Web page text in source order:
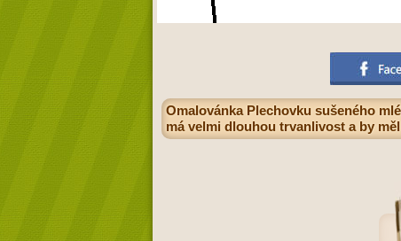
Omalovánka Plechovku sušeného
má velmi dlouhou trvanlivost a by